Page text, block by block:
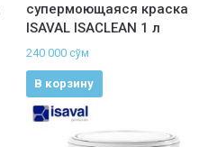
супермоющаяся краска
ISAVAL ISACLEAN 1 л
240 000 сўм
В корзину